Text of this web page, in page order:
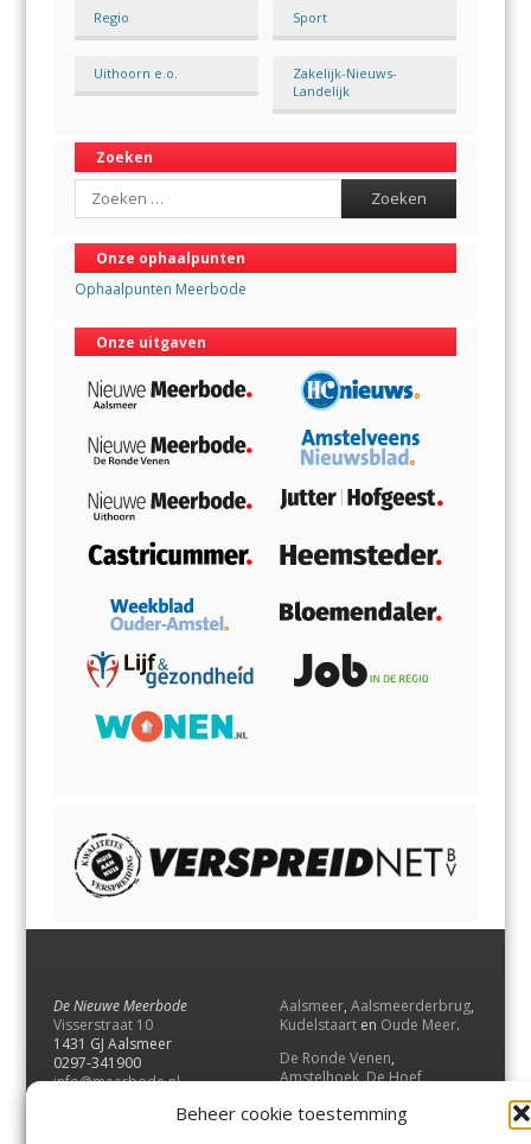
Beheer cookie toestemming
Regio Sport
Uithoorn e.o.
Zakelijk-Nieuws-
Landelijk
Zoeken
Search
Onze ophaalpunten
Ophaalpunten Meerbode
Onze uitgaven
De Nieuwe Meerbode
Visserstraat 10
1431 GJ Aalsmeer
0297-341900
info@meerbode.nl
Aalsmeer, Aalsmeerderbrug,
Kudelstaart en Oude Meer.
De Ronde Venen,
Amstelhoek,De Hoef,
Vrouwenakker,Waverveen